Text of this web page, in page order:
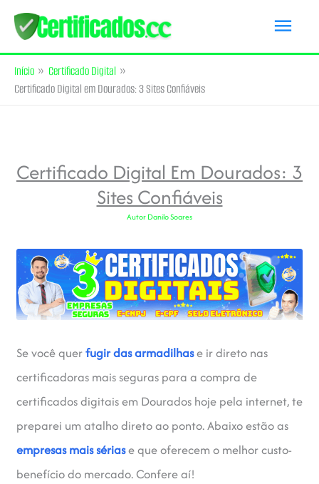
para
o
conteúdo
Início
Certificado Digital
Certificado Digital em Dourados: 3 Sites Confiáveis
Certificado Digital Em Dourados: 3
Sites Confiáveis
AutorDanilo Soares
Se você querfugir das armadilhase ir direto nas
certificadoras mais seguras para a compra de
certificados digitais em Dourados hoje pela internet, te
preparei um atalho direto ao ponto. Abaixo estão as
empresas mais sériase que oferecem o melhor custo-
benefício do mercado. Confere aí!